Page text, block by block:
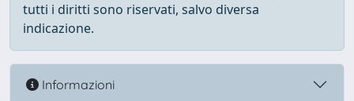
tutti i diritti sono riservati, salvo diversa
indicazione.
Informazioni